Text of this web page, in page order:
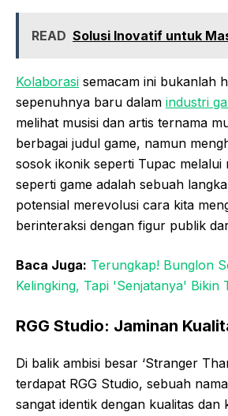
READ Solusi Inovatif untuk
Kolaborasi semacam ini bukanlah
sepenuhnya baru dalam industri
melihat musisi dan artis ternama
berbagai judul game, namun
sosok ikonik seperti Tupac melalui
seperti game adalah sebuah
potensial merevolusi cara kita
berinteraksi dengan figur publik
Baca Juga: Terungkap! Bunglon
Kelingking, Tapi 'Senjatanya' Bikin
RGG Studio: Jaminan
Di balik ambisi besar ‘Stranger
terdapat RGG Studio, sebuah
sangat identik dengan kualitas dan